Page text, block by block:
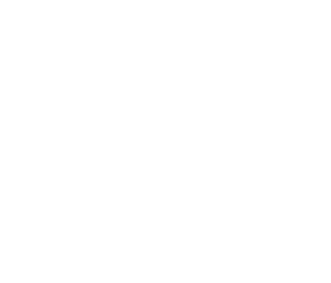
Berichte und Fotos 2023